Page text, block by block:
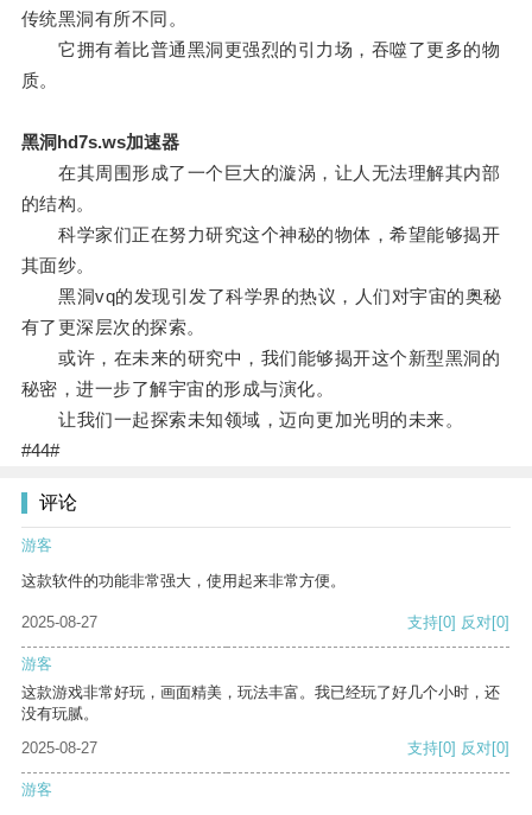
传统黑洞有所不同。
它拥有着比普通黑洞更强烈的引力场，吞噬了更多的物
质。
黑洞hd7s.ws加速器
在其周围形成了一个巨大的漩涡，让人无法理解其内部
的结构。
科学家们正在努力研究这个神秘的物体，希望能够揭开
其面纱。
黑洞vq的发现引发了科学界的热议，人们对宇宙的奥秘
有了更深层次的探索。
或许，在未来的研究中，我们能够揭开这个新型黑洞的
秘密，进一步了解宇宙的形成与演化。
让我们一起探索未知领域，迈向更加光明的未来。
#44#
评论
游客
这款软件的功能非常强大，使用起来非常方便。
2025-08-27 支持[0] 反对[0]
游客
这款游戏非常好玩，画面精美，玩法丰富。我已经玩了好几个小时，还
没有玩腻。
2025-08-27
支持[0] 反对[0]
游客